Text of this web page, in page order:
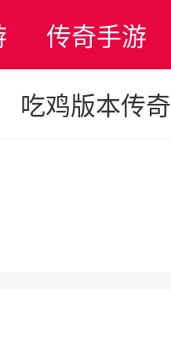
传奇手游
吃鸡版本传奇